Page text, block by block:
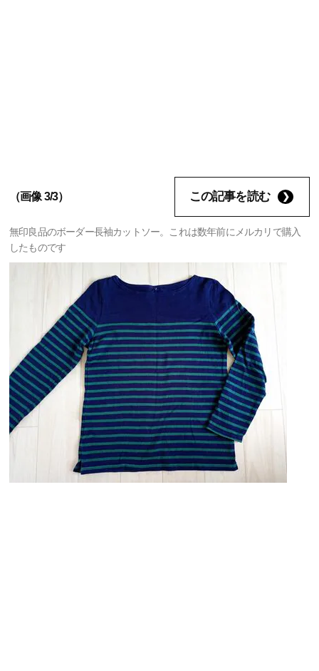
（画像 3/3） この記事を読む
無印良品のボーダー長袖カットソー。これは数年前にメルカリで購入
したものです